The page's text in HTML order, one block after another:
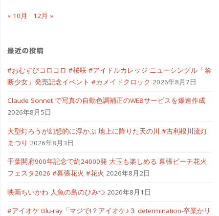
« 10月 12月 »
最近の投稿
#おむすびコロコロ #桜咲 #アイドルカレッジ ニューシングル「禁
断少女」発売記念イベント #カメイドクロック 2026年8月7日
Claude Sonnet で写真の自動色調補正のWEBサービスを爆速作成
2026年8月5日
大型灯ろうが幻想的に浮かぶ 地上に降りた天の川 #古利根川流灯
まつり 2026年8月3日
千葉開府900年記念で約24000発 大玉も楽しめる 幕張ビーチ花火
フェスタ2026 #幕張花火 #花火 2026年8月2日
映画ちいかわ 人魚の島のひみつ 2026年8月1日
#アイオケ Blu-ray「マジで!？アイオケ♪３ determination-卒業かリ